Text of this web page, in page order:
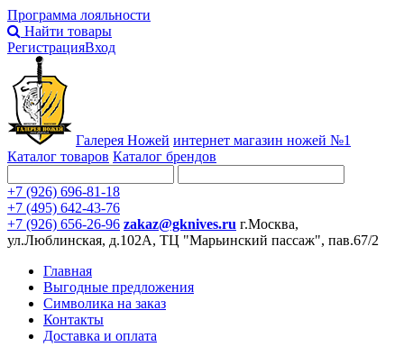
Программа лояльности
Найти товары
РегистрацияВход
Галерея Ножей интернет магазин ножей №1
Каталог товаров Каталог брендов
+7 (926) 696-81-18
+7 (495) 642-43-76
+7 (926) 656-26-96 zakaz@gknives.ru г.Москва,
ул.Люблинская, д.102А, ТЦ "Марьинский пассаж", пав.67/2
Главная
Выгодные предложения
Символика на заказ
Контакты
Доставка и оплата